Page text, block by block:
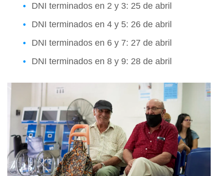
DNI terminados en 2 y 3: 25 de abril
DNI terminados en 4 y 5: 26 de abril
DNI terminados en 6 y 7: 27 de abril
DNI terminados en 8 y 9: 28 de abril